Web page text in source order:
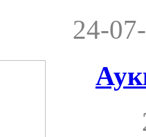
24-